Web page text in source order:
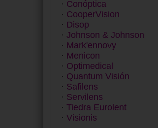
Exacta
Extrema
Eyesoft
Freshlook
Fusion
Gentle 59
Gentle 80
GP
Hidro Health
Horizont
Inno
Lens
Conóptica
CooperVision
Disop
Johnson & Johnson
Mark'ennovy
Menicon
Optimedical
Quantum Visión
Safilens
Servilens
Tiedra Eurolent
Visionis